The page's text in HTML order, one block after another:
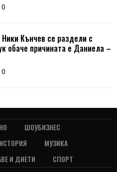
0
Кънчев се раздели с
обаче причината е Даниела –
0
ШОУБИЗНЕС
ИСТОРИЯ
МУЗИКА
И ДИЕТИ СПОРТ